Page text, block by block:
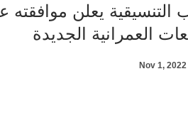
التنسيقية يعلن
العمرانية الجديدة
Nov 1, 2022